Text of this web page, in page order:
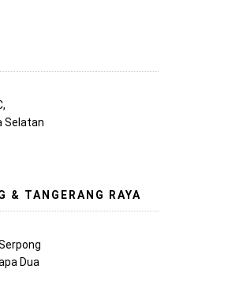
Selatan
& TANGERANG RAYA
Dua